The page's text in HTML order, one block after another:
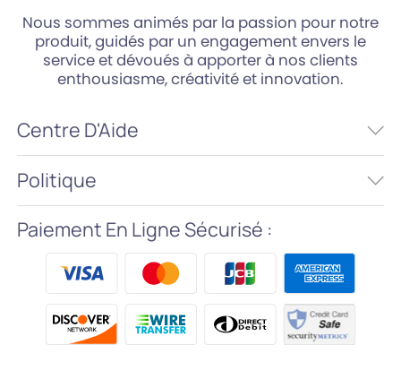
Nous sommes animés par la passion pour notre
produit, guidés par un engagement envers le
service et dévoués à apporter à nos clients
enthousiasme, créativité et innovation.
Centre D'Aide
Politique
Paiement En Ligne Sécurisé :